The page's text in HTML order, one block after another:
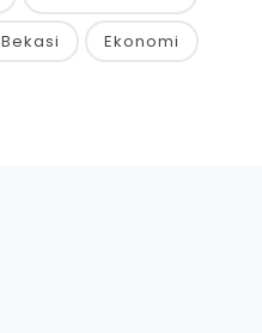
Bekasi Ekonomi